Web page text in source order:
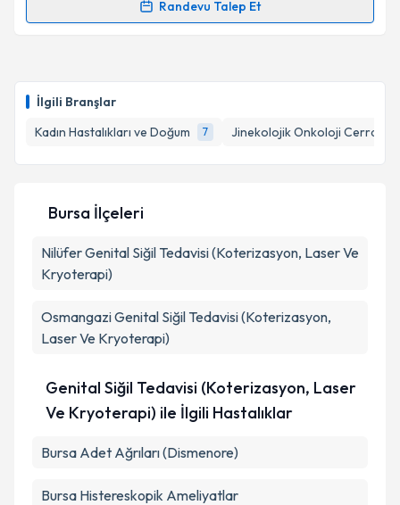
İlgili Branşlar
Kadın Hastalıkları ve Doğum
7 Jinekolojik Onkoloji Cerrahisi
kapsamda işlenmesini kabul ediyorum.
Randevu Talep Et
Randevu Takvimi Talebi
takvim hazırlandığında e-posta ile bilgilendireceğiz.
Metni'ni okudum ve kişisel verilerimin belirtilen
kapsamda işlenmesini kabul ediyorum.
Takvim Talebini Gönder
Bursa İlçeleri
NilüferGenital Siğil Tedavisi (Koterizasyon, Laser Ve
Kryoterapi)
OsmangaziGenital Siğil Tedavisi (Koterizasyon,
Laser Ve Kryoterapi)
Genital Siğil Tedavisi (Koterizasyon, Laser
Ve Kryoterapi) ile İlgili Hastalıklar
Bursa Adet Ağrıları (Dismenore)
Bursa Histereskopik Ameliyatlar